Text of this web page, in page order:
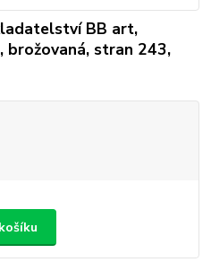
BB art,
stran 243,